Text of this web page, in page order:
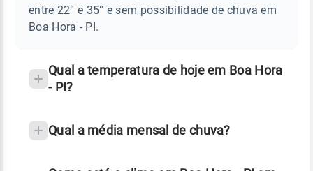
chuva
entre 22° e 35° e sem possibilidade de chuva em
Boa Hora - PI.
Qual a temperatura de hoje em Boa Hora
- PI?
Qual a média mensal de chuva?